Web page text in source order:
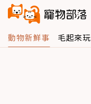
動物新鮮事 毛起來玩